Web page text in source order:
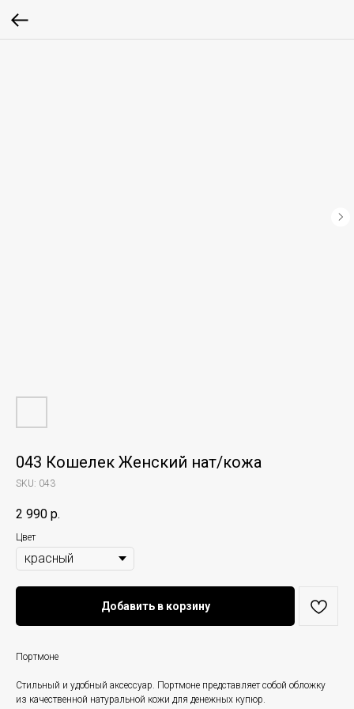
043 Кошелек Женский нат/кожа
SKU: 043
2 990 р.
Цвет
Добавить в корзину
Портмоне
Стильный и удобный аксессуар. Портмоне представляет собой обложку
из качественной натуральной кожи для денежных купюр.